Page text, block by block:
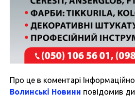
Про це в коментарі
Волинські Новини повідомив